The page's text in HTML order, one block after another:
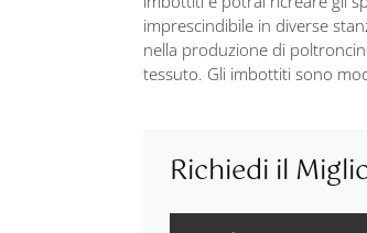
imprescindibile in diverse
nella produzione di
tessuto. Gli imbottiti sono
Richiedi il